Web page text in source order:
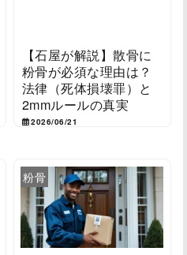
【石屋が解説】散骨に
粉骨が必須な理由は？
法律（死体損壊罪）と
2mmルールの真実
2026/06/21
粉骨